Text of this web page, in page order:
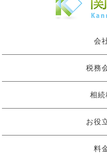
会
税務
相続
お役
料